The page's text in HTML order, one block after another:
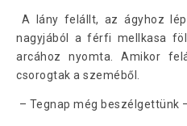
A lány felállt, az ágyhoz
nagyjából a férfi mellkasa
arcához nyomta. Amikor
csorogtak a szeméből.
– Tegnap még beszélgettünk